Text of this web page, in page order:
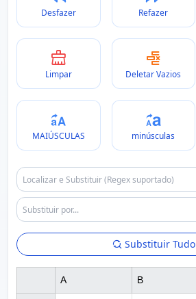
Desfazer Refazer
Limpar Deletar Vazios
MAIÚSCULAS minúsculas
Substituir Tudo
A B